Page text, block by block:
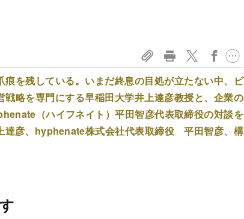
を残している。いまだ終息の目処が立たない中、ビ
略を専門にする早稲田大学井上達彦教授と、企業の
（ハイフネイト）平田智彦代表取締役の対談を
彦、hyphenate株式会社代表取締役 平田智彦、構